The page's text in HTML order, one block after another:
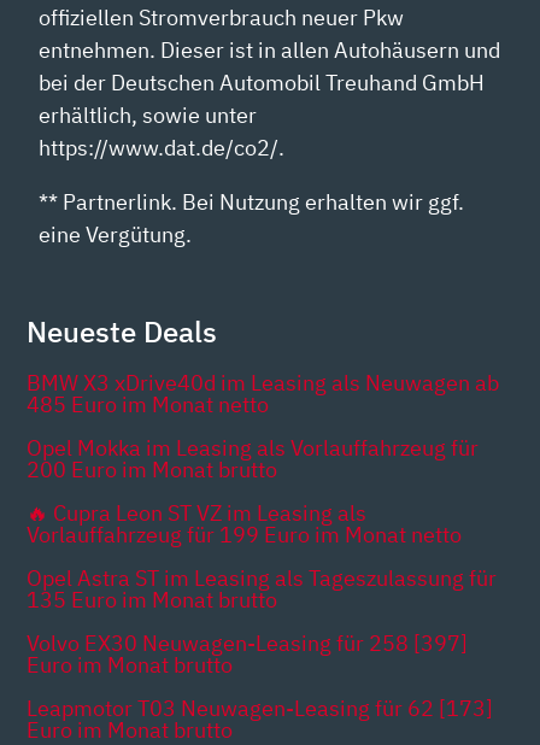
offiziellen Stromverbrauch neuer Pkw
entnehmen. Dieser ist in allen Autohäusern und
bei der Deutschen Automobil Treuhand GmbH
erhältlich, sowie unter
https://www.dat.de/co2/.
** Partnerlink. Bei Nutzung erhalten wir ggf.
eine Vergütung.
Neueste Deals
BMW X3 xDrive40d im Leasing als Neuwagen ab
485 Euro im Monat netto
Opel Mokka im Leasing als Vorlauffahrzeug für
200 Euro im Monat brutto
🔥 Cupra Leon ST VZ im Leasing als
Vorlauffahrzeug für 199 Euro im Monat netto
Opel Astra ST im Leasing als Tageszulassung für
135 Euro im Monat brutto
Volvo EX30 Neuwagen-Leasing für 258 [397]
Euro im Monat brutto
Leapmotor T03 Neuwagen-Leasing für 62 [173]
Euro im Monat brutto